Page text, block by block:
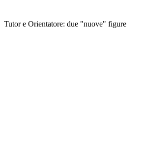
Tutor e Orientatore: due "nuove" figure